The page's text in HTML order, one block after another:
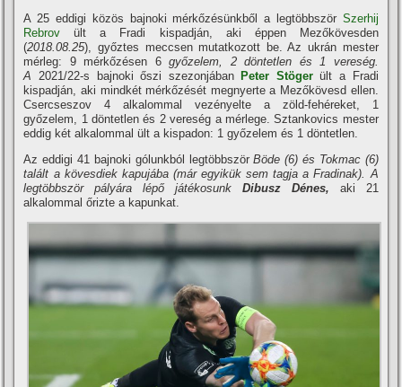
A 25 eddigi közös bajnoki mérkőzésünkből a legtöbbször Szerhij
Rebrov ült a Fradi kispadján, aki éppen Mezőkövesden
(2018.08.25), győztes meccsen mutatkozott be. Az ukrán mester
mérleg: 9 mérkőzésen 6győzelem, 2 döntetlen és 1 vereség.
A 2021/22-s bajnoki őszi szezonjában Peter Stögerült a Fradi
kispadján, aki mindkét mérkőzését megnyerte a Mezőkövesd ellen.
Csercseszov 4 alkalommal vezényelte a zöld-fehéreket, 1
győzelem, 1 döntetlen és 2 vereség a mérlege. Sztankovics mester
eddig két alkalommal ült a kispadon: 1 győzelem és 1 döntetlen.
Az eddigi 41 bajnoki gólunkból legtöbbszörBöde (6) és Tokmac (6)
talált a kövesdiek kapujába (már egyikük sem tagja a Fradinak). A
legtöbbször pályára lépő játékosunk Dibusz Dénes, aki 21
alkalommal őrizte a kapunkat.